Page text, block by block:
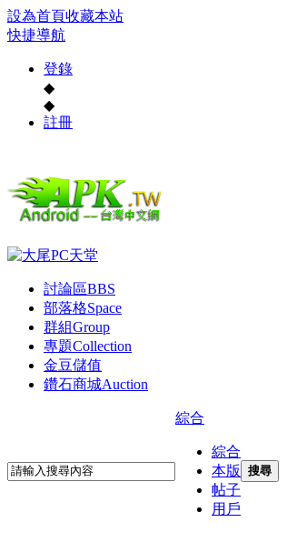
設為首頁收藏本站
快捷導航
登錄
◆
◆
註冊
討論區BBS
部落格Space
群組Group
專題Collection
金豆儲值
鑽石商城Auction
綜合
綜合
本版
帖子
用戶
搜尋